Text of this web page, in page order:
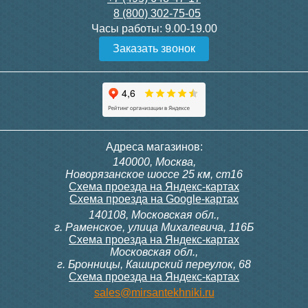
Конвектор ITT.080.200.1300
с решеткой GRILL.SGW-20-
Конвектор ITT.080.200.1000
с решеткой GRILL.SGW-20-
Конвектор ITT.080.200.1000
с решеткой GRILL.SGW-20-
Конвектор ITT.080.200.900 с
решеткой GRILL.SGA-20-
Подробнее Подробнее
100T, 230В (накладной,
расписание, упр.с пульта)
28 000
300, 230В (врезной - квадр.
коробка)
9 700
8 (800) 302-75-05
Часы работы: 9.00-19.00
Заказать звонок
Адреса магазинов:
140000, Москва,
Новорязанское шоссе 25 км, ст16
Схема проезда на Яндекс-картах
Схема проезда на Google-картах
140108, Московская обл.,
г. Раменское, улица Михалевича, 116Б
Схема проезда на Яндекс-картах
Московская обл.,
г. Бронницы, Каширский переулок, 68
Схема проезда на Яндекс-картах
sales@mirsantekhniki.ru